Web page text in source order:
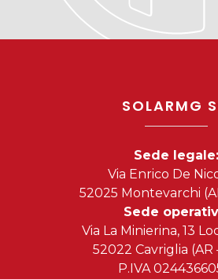
SOLARMG
Sede legale:
Via Enrico De
52025 Montevarchi
Sede
Via La Minierina, 13
52022 Cavriglia (AR
P.IVA